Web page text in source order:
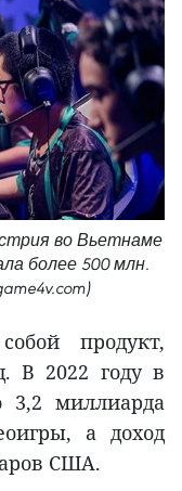
во Вьетнаме
более 500 млн.
продукт,
В 2022 году в
3,2 миллиарда
а доход
США.